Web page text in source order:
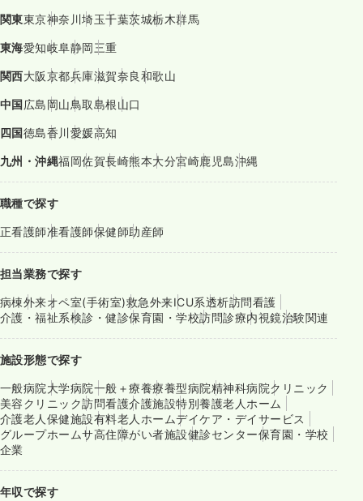
関東東京神奈川埼玉千葉茨城栃木群馬
東海愛知岐阜静岡三重
関西大阪京都兵庫滋賀奈良和歌山
中国広島岡山鳥取島根山口
四国徳島香川愛媛高知
九州・沖縄福岡佐賀長崎熊本大分宮崎鹿児島沖縄
職種で探す
正看護師准看護師保健師助産師
担当業務で探す
病棟外来オペ室(手術室)救急外来ICU系透析訪問看護
介護・福祉系検診・健診保育園・学校訪問診療内視鏡治験関連
施設形態で探す
一般病院大学病院一般＋療養療養型病院精神科病院クリニック
美容クリニック訪問看護介護施設特別養護老人ホーム
介護老人保健施設有料老人ホームデイケア・デイサービス
グループホームサ高住障がい者施設健診センター保育園・学校
企業
年収で探す